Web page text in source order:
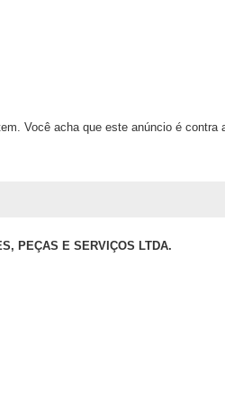
Você acha que este anúncio é contra
PEÇAS E SERVIÇOS LTDA.